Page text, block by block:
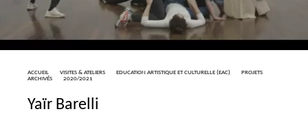
ACCUEIL VISITES & ATELIERS EDUCATION ARTISTIQUE ET CULTURELLE (EAC)
PROJETS
ARCHIVÉS
2020/2021
Yaïr Barelli